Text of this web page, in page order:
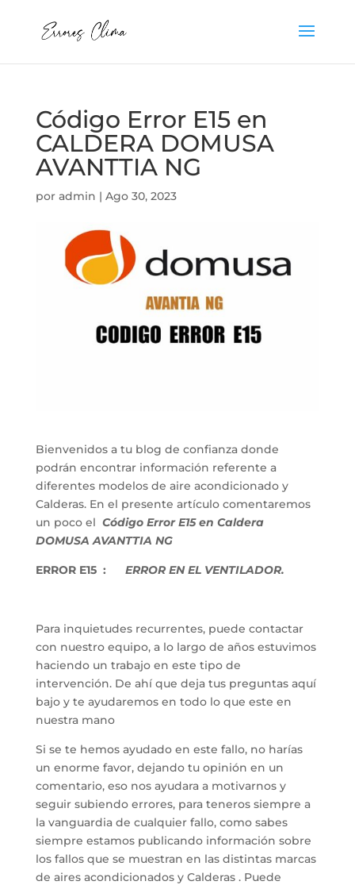
Código Error E15 en
CALDERA DOMUSA
AVANTTIA NG
por admin | Ago 30, 2023
Bienvenidos a tu blog de confianza donde
podrán encontrar información referente a
diferentes modelos de aire acondicionado y
Calderas. En el presente artículo comentaremos
un poco el Código Error E15 en Caldera
DOMUSA AVANTTIA NG
ERROR E15 : ERROR EN EL VENTILADOR.
Para inquietudes recurrentes, puede contactar
con nuestro equipo, a lo largo de años estuvimos
haciendo un trabajo en este tipo de
intervención. De ahí que deja tus preguntas aquí
bajo y te ayudaremos en todo lo que este en
nuestra mano
Si se te hemos ayudado en este fallo, no harías
un enorme favor, dejando tu opinión en un
comentario, eso nos ayudara a motivarnos y
seguir subiendo errores, para teneros siempre a
la vanguardia de cualquier fallo, como sabes
siempre estamos publicando información sobre
los fallos que se muestran en las distintas marcas
de aires acondicionados y Calderas . Puede